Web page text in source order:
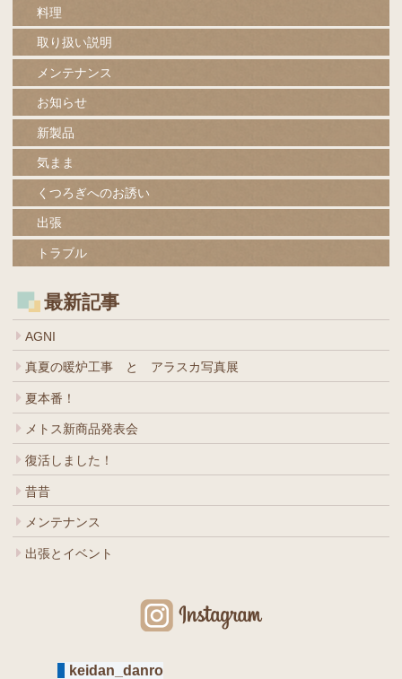
料理
取り扱い説明
メンテナンス
お知らせ
新製品
気まま
くつろぎへのお誘い
出張
トラブル
最新記事
AGNI
真夏の暖炉工事 と アラスカ写真展
夏本番！
メトス新商品発表会
復活しました！
昔昔
メンテナンス
出張とイベント
keidan_danro